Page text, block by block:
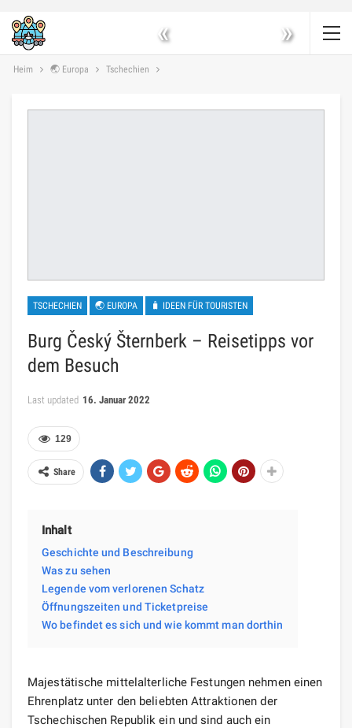
« »
Heim 🌏 Europa Tschechien
TSCHECHIEN 🌏 EUROPA 🧳 IDEEN FÜR TOURISTEN
Burg Český Šternberk – Reisetipps vor
dem Besuch
Last updated 16. Januar 2022
129
Share
Inhalt
Geschichte und Beschreibung
Was zu sehen
Legende vom verlorenen Schatz
Öffnungszeiten und Ticketpreise
Wo befindet es sich und wie kommt man dorthin
Majestätische mittelalterliche Festungen nehmen einen
Ehrenplatz unter den beliebten Attraktionen der
Tschechischen Republik ein und sind auch ein